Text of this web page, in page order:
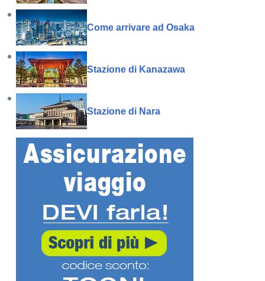
Come arrivare ad Osaka
Stazione di Kanazawa
Stazione di Nara